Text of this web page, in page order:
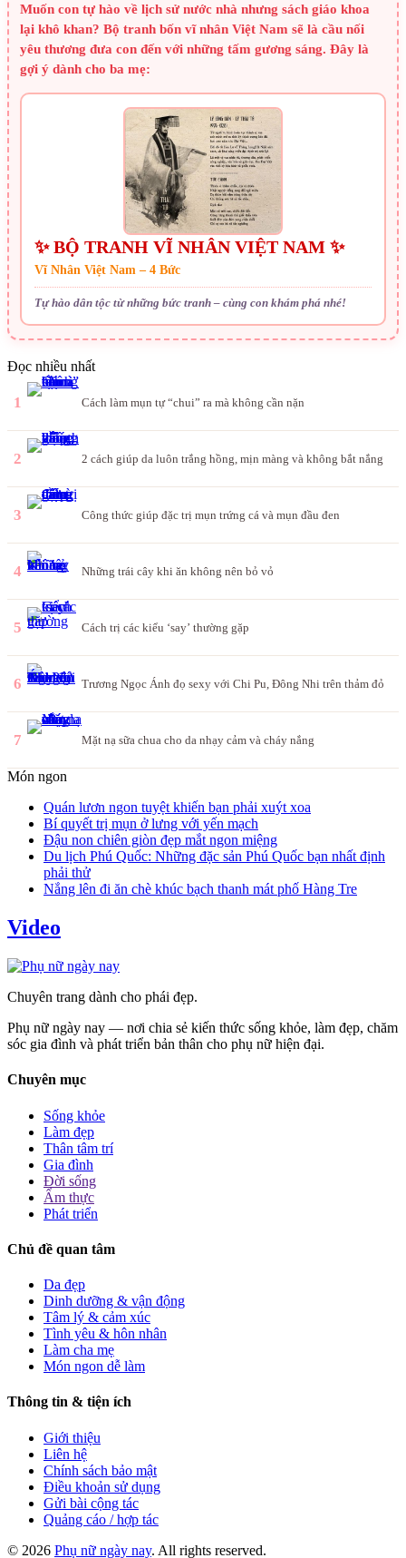
Muốn con tự hào về lịch sử nước nhà nhưng sách giáo khoa
lại khô khan? Bộ tranh bốn vĩ nhân Việt Nam sẽ là cầu nối
yêu thương đưa con đến với những tấm gương sáng. Đây là
gợi ý dành cho ba mẹ:
✨ BỘ TRANH VĨ NHÂN VIỆT NAM ✨
Vĩ Nhân Việt Nam – 4 Bức
Tự hào dân tộc từ những bức tranh – cùng con khám phá nhé!
Đọc nhiều nhất
1 Cách làm mụn tự “chui” ra mà không cần nặn
2 2 cách giúp da luôn trắng hồng, mịn màng và không bắt nắng
3 Công thức giúp đặc trị mụn trứng cá và mụn đầu đen
4 Những trái cây khi ăn không nên bỏ vỏ
5 Cách trị các kiểu ‘say’ thường gặp
6 Trương Ngọc Ánh đọ sexy với Chi Pu, Đông Nhi trên thảm đỏ
7 Mặt nạ sữa chua cho da nhạy cảm và cháy nắng
Món ngon
Quán lươn ngon tuyệt khiến bạn phải xuýt xoa
Bí quyết trị mụn ở lưng với yến mạch
Đậu non chiên giòn đẹp mắt ngon miệng
Du lịch Phú Quốc: Những đặc sản Phú Quốc bạn nhất định
phải thử
Nắng lên đi ăn chè khúc bạch thanh mát phố Hàng Tre
Video
Chuyên trang dành cho phái đẹp.
Phụ nữ ngày nay — nơi chia sẻ kiến thức sống khỏe, làm đẹp, chăm
sóc gia đình và phát triển bản thân cho phụ nữ hiện đại.
Chuyên mục
Sống khỏe
Làm đẹp
Thân tâm trí
Gia đình
Đời sống
Ẩm thực
Phát triển
Chủ đề quan tâm
Da đẹp
Dinh dưỡng & vận động
Tâm lý & cảm xúc
Tình yêu & hôn nhân
Làm cha mẹ
Món ngon dễ làm
Thông tin & tiện ích
Giới thiệu
Liên hệ
Chính sách bảo mật
Điều khoản sử dụng
Gửi bài cộng tác
Quảng cáo / hợp tác
© 2026 Phụ nữ ngày nay. All rights reserved.